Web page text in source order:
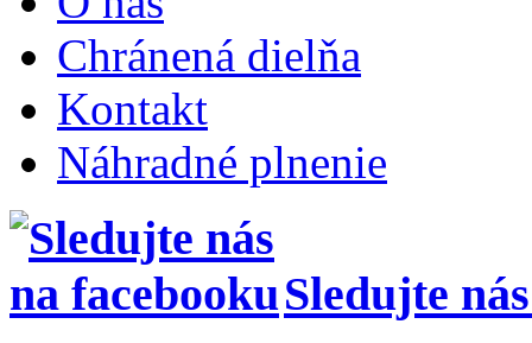
Chránená dielňa
Kontakt
Náhradné plnenie
Sledujte